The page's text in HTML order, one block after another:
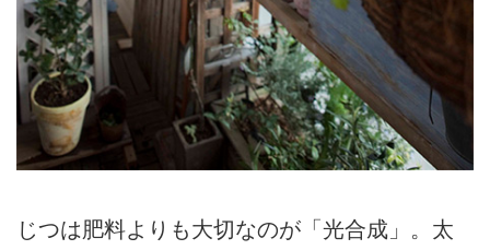
じつは肥料よりも大切なのが「光合成」。太